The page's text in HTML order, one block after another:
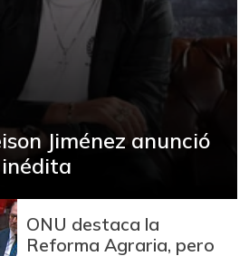
Jiménez anunció
ONU destaca la
Reforma Agraria, pero